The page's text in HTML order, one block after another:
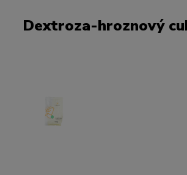
Dextroza-hroznový